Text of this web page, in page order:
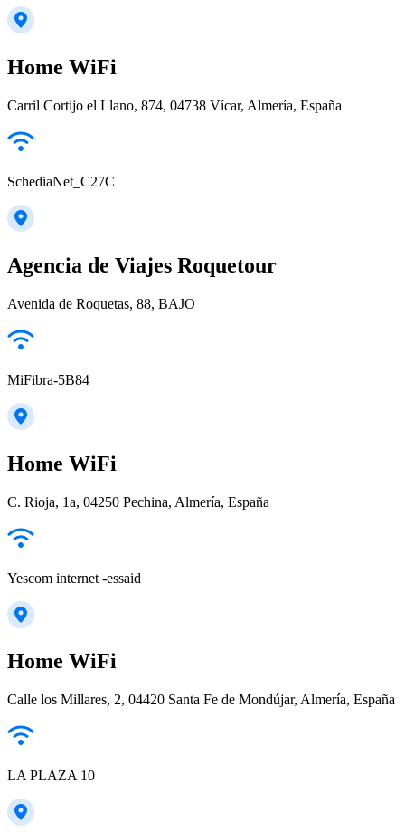
Home WiFi
Carril Cortijo el Llano, 874, 04738 Vícar, Almería, España
SchediaNet_C27C
Agencia de Viajes Roquetour
Avenida de Roquetas, 88, BAJO
MiFibra-5B84
Home WiFi
C. Rioja, 1a, 04250 Pechina, Almería, España
Yescom internet -essaid
Home WiFi
Calle los Millares, 2, 04420 Santa Fe de Mondújar, Almería, España
LA PLAZA 10